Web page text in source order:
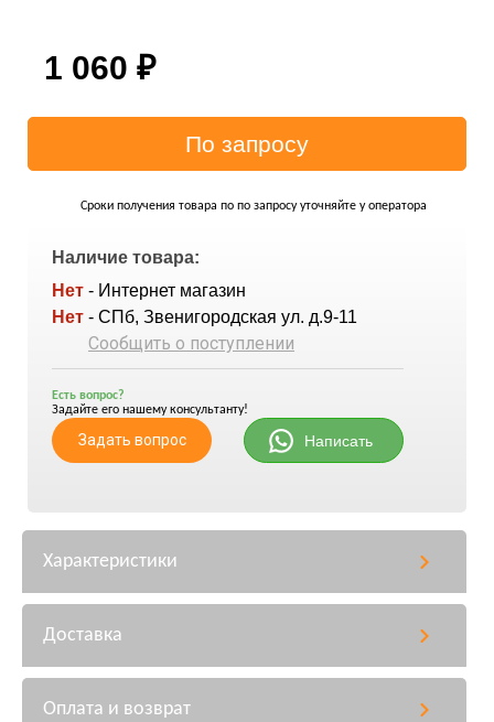
1 060 ₽
Сроки получения товара по по запросу уточняйте у оператора
Наличие товара:
Нет - Интернет магазин
Нет - СПб, Звенигородская ул. д.9-11
Сообщить о поступлении
Есть вопрос?
Задайте его нашему консультанту!
Задать вопрос Написать
Характеристики
Доставка
Оплата и возврат